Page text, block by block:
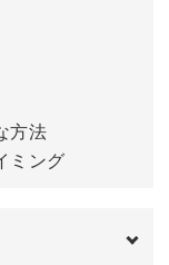
んでみてくださ
る
ズに
ト
16:46
方法
ミング